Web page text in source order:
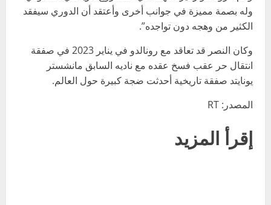
وله بصمة مميزة في جوانب أخرى وأعتقد أن الدوري سيفقد
الكثير من وهجه دون تواجده”.
وكان النصر قد تعاقد مع رونالدو في يناير 2023 في صفقة
انتقال حر عقب فسخ عقده مع ناديه السابق مانشستر
يونايتد صفقة تاريخية أحدثت ضجة كبيرة حول العالم.
المصدر: RT
إقرأ المزيد